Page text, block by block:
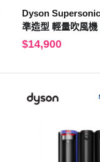
Dyson
準造型 輕量吹風機
$14,900